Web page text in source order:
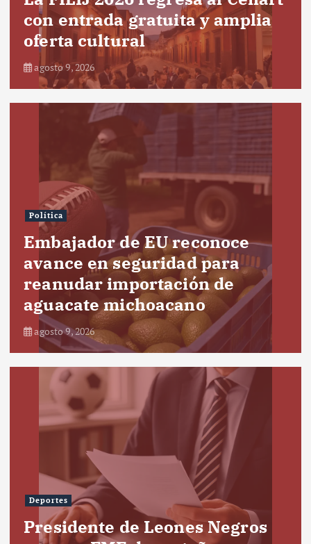
con entrada gratuita y amplia
oferta cultural
agosto 9, 2026
Política
Embajador de EU reconoce
avance en seguridad para
reanudar importación de
aguacate michoacano
agosto 9, 2026
Deportes
Presidente de Leones Negros